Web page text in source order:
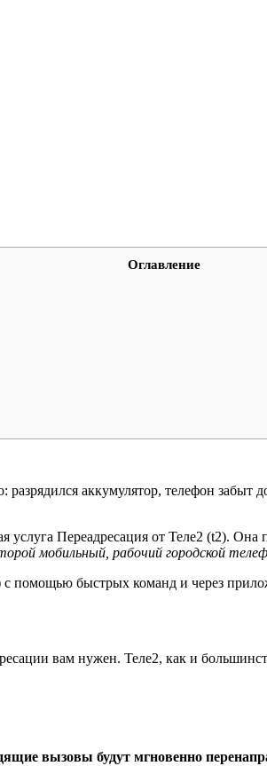
Оглавление
аккумулятор, телефон
Переадресация от Теле2 (t2).
мобильный, рабочий городской
помощью быстрых команд и через
вам нужен. Теле2, как и
вызовы будут мгновенно